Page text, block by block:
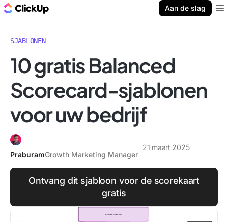
Aan de slag
SJABLONEN
10 gratis Balanced
Scorecard-sjablonen
voor uw bedrijf
PraburamGrowth Marketing Manager
21 maart 2025
Ontvang dit sjabloon voor de scorekaart
gratis